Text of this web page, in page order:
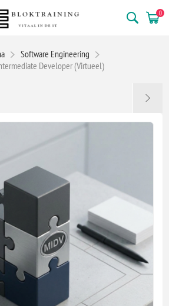
0
Software Engineering
Developer (Virtueel)